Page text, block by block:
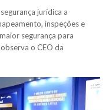
jurídica a
inspeções e
segurança para
o CEO da